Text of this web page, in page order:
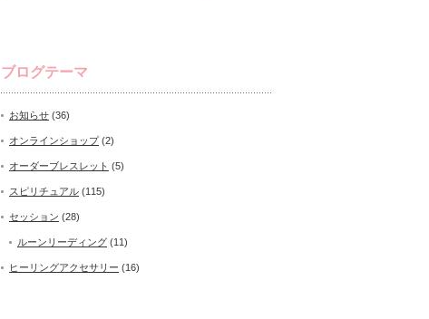
ブログテーマ
お知らせ (36)
オンラインショップ(2)
オーダーブレスレット (5)
スピリチュアル (115)
セッション (28)
ルーンリーディング (11)
ヒーリングアクセサリー (16)